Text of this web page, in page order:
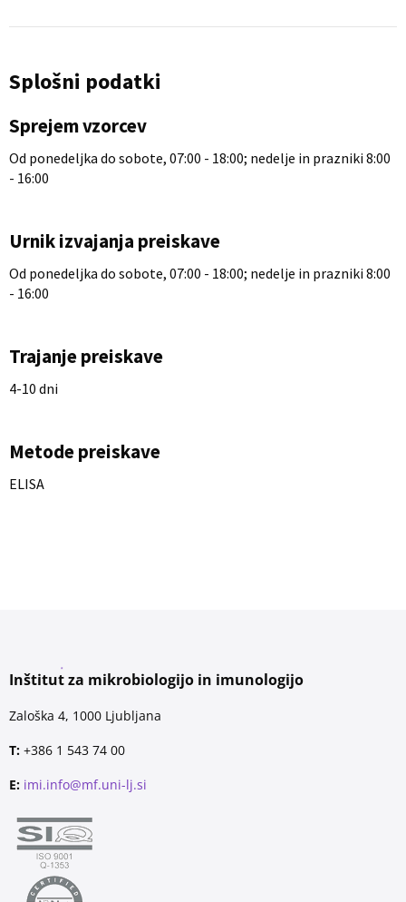
Splošni podatki
Sprejem vzorcev
Od ponedeljka do sobote, 07:00 - 18:00; nedelje in prazniki 8:00
- 16:00
Urnik izvajanja preiskave
Od ponedeljka do sobote, 07:00 - 18:00; nedelje in prazniki 8:00
- 16:00
Trajanje preiskave
4-10 dni
Metode preiskave
ELISA
Inštitut za mikrobiologijo in imunologijo
Zaloška 4, 1000 Ljubljana
T: +386 1 543 74 00
E: imi.info@mf.uni-lj.si